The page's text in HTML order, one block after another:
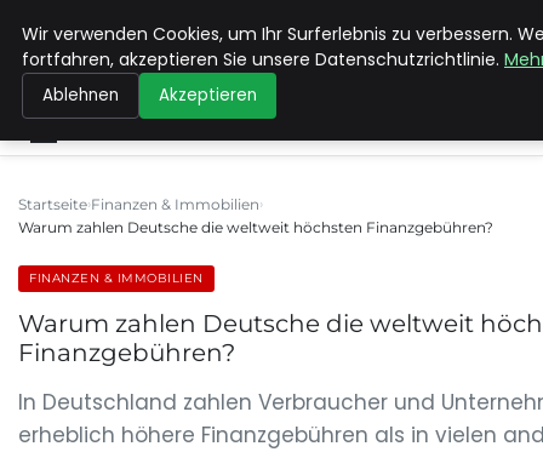
MAX NEUKIRCHNER
Startseite Finanzen & Immobilien
Warum zahlen Deutsche die weltweit höchsten Finanzgebühren?
FINANZEN & IMMOBILIEN
Warum zahlen Deutsche die weltweit
Finanzgebühren?
In Deutschland zahlen Verbraucher und
erheblich höhere Finanzgebühren als in vielen
Wir verwenden Cookies, um Ihr Surferlebnis zu verbessern.
fortfahren, akzeptieren Sie unsere Datenschutzrichtlinie.
Ablehnen Akzeptieren